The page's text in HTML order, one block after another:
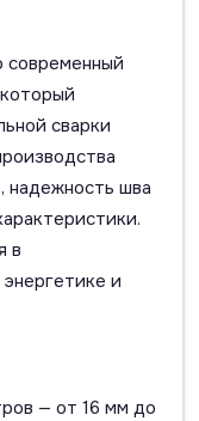
современный
сварки
надежность шва
в
и
— от 16 мм до